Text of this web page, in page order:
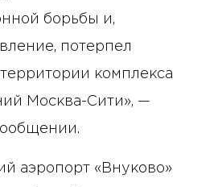
борьбы и,
потерпел
комплекса
Москва-Сити», —
аэропорт «Внуково»